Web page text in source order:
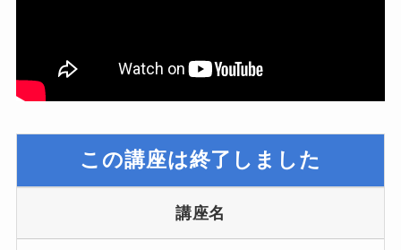
この講座は終了しました
講座名